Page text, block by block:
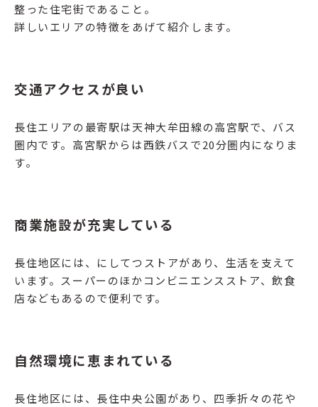
整った住宅街であること。
詳しいエリアの特徴をあげて紹介します。
交通アクセスが良い
長住エリアの最寄駅は天神大牟田線の高宮駅で、バス
圏内です。高宮駅からは西鉄バスで20分圏内になりま
す。
商業施設が充実している
長住地区には、にしてつストアがあり、生活を支えて
います。スーパーのほかコンビニエンスストア、飲食
店などもあるので便利です。
自然環境に恵まれている
長住地区には、長住中央公園があり、四季折々の花や